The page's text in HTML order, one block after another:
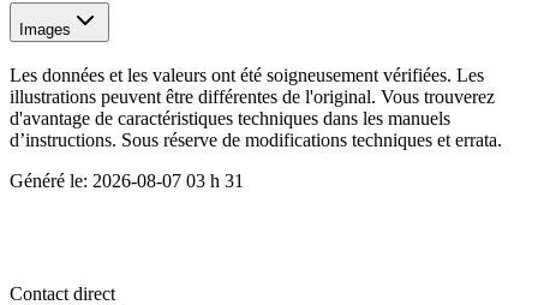
Images
Les données et les valeurs ont été soigneusement vérifiées. Les
illustrations peuvent être différentes de l'original. Vous trouverez
d'avantage de caractéristiques techniques dans les manuels
d’instructions. Sous réserve de modifications techniques et errata.
Généré le: 2026-08-07 03 h 31
Contact direct